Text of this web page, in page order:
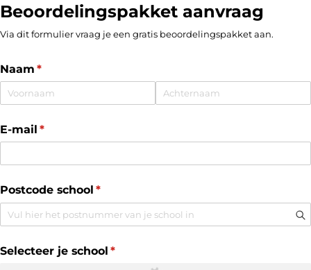
Beoordelingspakket aanvraag
Via dit formulier vraag je een gratis beoordelingspakket aan.
Naam *
(is vereist)
E-mail *
(is vereist)
Postcode school *
(is vereist)
Selecteer je school *
(is vereist)